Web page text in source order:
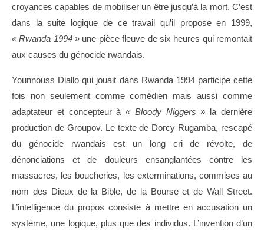
croyances capables de mobiliser un être jusqu’à la mort. C’est
dans la suite logique de ce travail qu’il propose en 1999,
« Rwanda 1994 » une pièce fleuve de six heures qui remontait
aux causes du génocide rwandais.
Younnouss Diallo qui jouait dans Rwanda 1994 participe cette
fois non seulement comme comédien mais aussi comme
adaptateur et concepteur à« Bloody Niggers » la dernière
production de Groupov. Le texte de Dorcy Rugamba, rescapé
du génocide rwandais est un long cri de révolte, de
dénonciations et de douleurs ensanglantées contre les
massacres, les boucheries, les exterminations, commises au
nom des Dieux de la Bible, de la Bourse et de Wall Street.
L’intelligence du propos consiste à mettre en accusation un
système, une logique, plus que des individus. L’invention d’un